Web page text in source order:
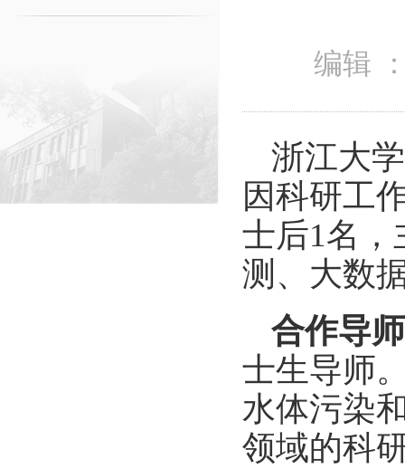
编辑
浙江大
因科研工
士后1名
测、大数
合作导
士生导师
水体污染
领域的科